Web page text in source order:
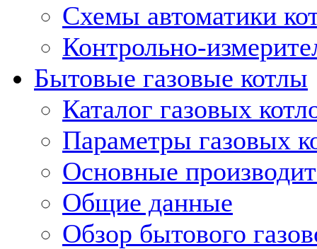
Схемы автоматики
Контрольно-
Бытовые газовые котлы
Каталог газовых
Параметры газовых
Основные
Общие данные
Обзор бытового